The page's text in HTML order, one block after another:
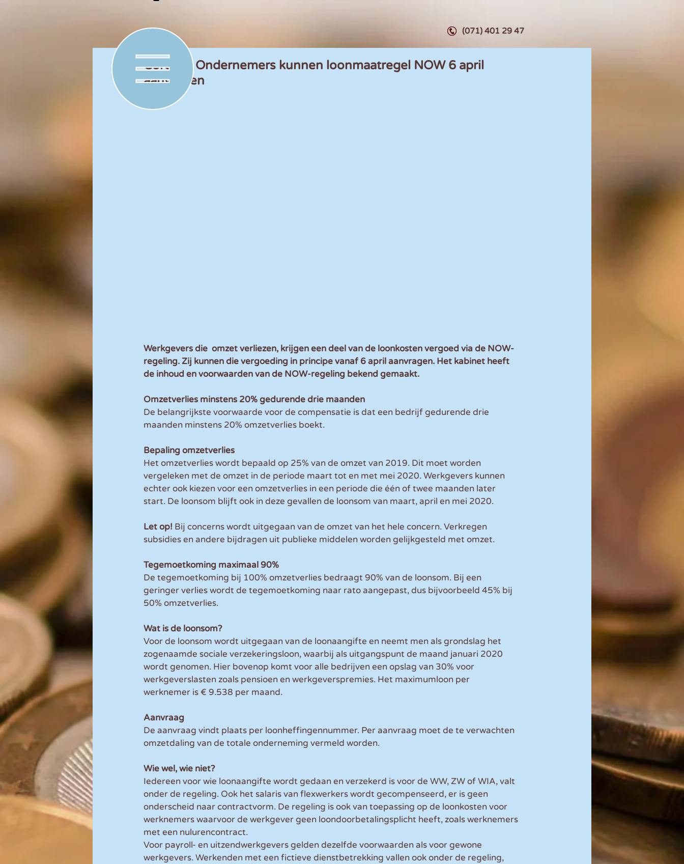
(071) 401 29 47
Corona | Ondernemers kunnen loonmaatregel NOW 6 april
aanvragen
Werkgevers die  omzet verliezen, krijgen een deel van de loonkosten vergoed via de NOW-
regeling. Zij kunnen die vergoeding in principe vanaf 6 april aanvragen. Het kabinet heeft
de inhoud en voorwaarden van de NOW-regeling bekend gemaakt.
Omzetverlies minstens 20% gedurende drie maanden
De belangrijkste voorwaarde voor de compensatie is dat een bedrijf gedurende drie
maanden minstens 20% omzetverlies boekt.
Bepaling omzetverlies
Het omzetverlies wordt bepaald op 25% van de omzet van 2019. Dit moet worden
vergeleken met de omzet in de periode maart tot en met mei 2020. Werkgevers kunnen
echter ook kiezen voor een omzetverlies in een periode die één of twee maanden later
start. De loonsom blijft ook in deze gevallen de loonsom van maart, april en mei 2020.
Let op! Bij concerns wordt uitgegaan van de omzet van het hele concern. Verkregen
subsidies en andere bijdragen uit publieke middelen worden gelijkgesteld met omzet.
Tegemoetkoming maximaal 90%
De tegemoetkoming bij 100% omzetverlies bedraagt 90% van de loonsom. Bij een
geringer verlies wordt de tegemoetkoming naar rato aangepast, dus bijvoorbeeld 45% bij
50% omzetverlies.
Wat is de loonsom?
Voor de loonsom wordt uitgegaan van de loonaangifte en neemt men als grondslag het
zogenaamde sociale verzekeringsloon, waarbij als uitgangspunt de maand januari 2020
wordt genomen. Hier bovenop komt voor alle bedrijven een opslag van 30% voor
werkgeverslasten zoals pensioen en werkgeverspremies. Het maximumloon per
werknemer is € 9.538 per maand.
Aanvraag
De aanvraag vindt plaats per loonheffingennummer. Per aanvraag moet de te verwachten
omzetdaling van de totale onderneming vermeld worden.
Wie wel, wie niet?
Iedereen voor wie loonaangifte wordt gedaan en verzekerd is voor de WW, ZW of WIA, valt
onder de regeling. Ook het salaris van flexwerkers wordt gecompenseerd, er is geen
onderscheid naar contractvorm. De regeling is ook van toepassing op de loonkosten voor
werknemers waarvoor de werkgever geen loondoorbetalingsplicht heeft, zoals werknemers
met een nulurencontract.
Voor payroll- en uitzendwerkgevers gelden dezelfde voorwaarden als voor gewone
werkgevers. Werkenden met een fictieve dienstbetrekking vallen ook onder de regeling,